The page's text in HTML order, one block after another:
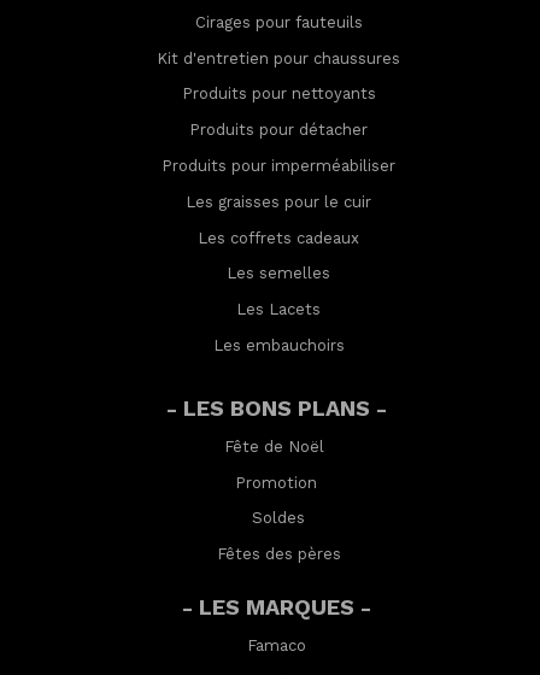
Cirages pour fauteuils
Kit d'entretien pour chaussures
Produits pour nettoyants
Produits pour détacher
Produits pour imperméabiliser
Les graisses pour le cuir
Les coffrets cadeaux
Les semelles
Les Lacets
Les embauchoirs
- LES BONS PLANS -
Fête de Noël
Promotion
Soldes
Fêtes des pères
- LES MARQUES -
Famaco